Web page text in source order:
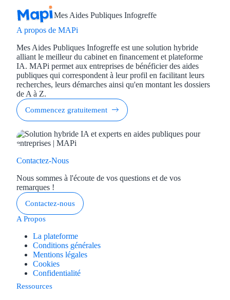
Mes Aides Publiques Infogreffe
A propos de MAPi
Mes Aides Publiques Infogreffe est une solution hybride
alliant le meilleur du cabinet en financement et plateforme
IA. MAPi permet aux entreprises de bénéficier des aides
publiques qui correspondent à leur profil en facilitant leurs
recherches, leurs démarches ainsi qu'en montant les dossiers
de A à Z.
Commencez gratuitement
Contactez-Nous
Nous sommes à l'écoute de vos questions et de vos
remarques !
Contactez-nous
A Propos
La plateforme
Conditions générales
Mentions légales
Cookies
Confidentialité
Ressources